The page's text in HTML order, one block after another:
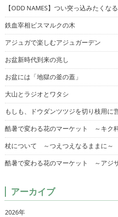
【ODD NAMES】つい突っ込みたくな
鉄血宰相ビスマルクの木
アジュガで楽しむアジュガーデン
お盆新時代到来の兆し
お盆には「地獄の釜の蓋」
大山とラジオとワタシ
もしも、ドウダンツツジを切り枝用に
酷暑で変わる花のマーケット ～キク
杖について ～つえつえなるままに～
酷暑で変わる花のマーケット ～アジ
アーカイブ
2026年